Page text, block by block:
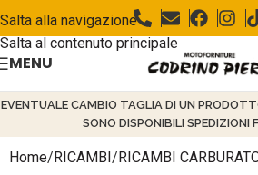
Salta alla navigazione
Salta al contenuto principale
MENU
EVENTUALE CAMBIO TAGLIA DI UN
SONO DISPONIBILI SPEDIZIONI
Home/RICAMBI/RICAMBI